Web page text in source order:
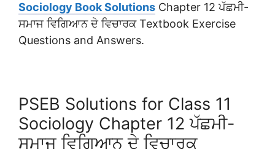
Sociology Book Solutions Chapter 12 ਪੱਛਮੀ-
ਸਮਾਜ ਵਿਗਿਆਨ ਦੇ ਵਿਚਾਰਕ Textbook Exercise
Questions and Answers.
PSEB Solutions for Class 11
Sociology Chapter 12 ਪੱਛਮੀ-
ਸਮਾਜ ਵਿਗਿਆਨ ਦੇ ਵਿਚਾਰਕ